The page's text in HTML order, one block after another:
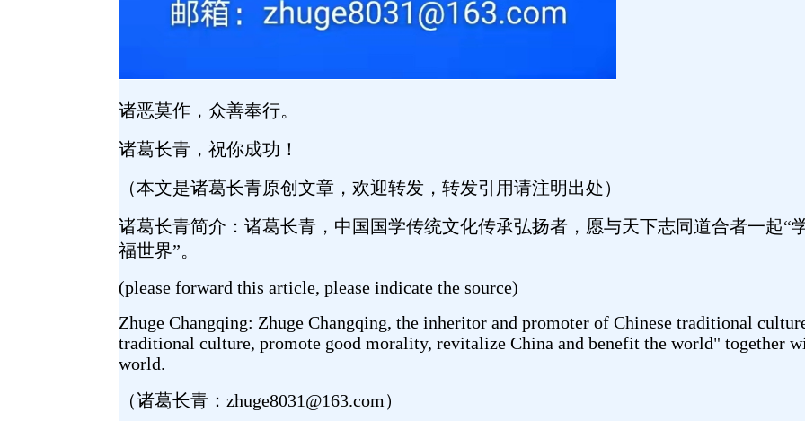
诸恶莫作，众善奉行。
诸葛长青，祝你成功！
（本文是诸葛长青原创文章，欢迎转发，转发引用请注明出处）
诸葛长青简介：诸葛长青，中国国学传统文化传承弘扬者，愿与天下志同道合者一起“
福世界”。
(please forward this article, please indicate the source)
Zhuge Changqing: Zhuge Changqing, the inheritor and promoter of Chinese traditional
traditional culture, promote good morality, revitalize China and benefit the world" together
world.
（诸葛长青：zhuge8031@163.com）